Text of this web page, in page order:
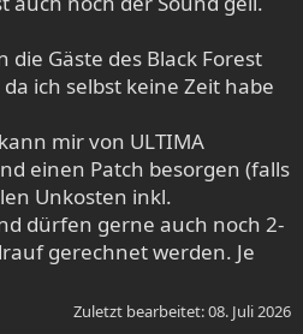
album/ii
die Gäste des Black Forest
ich selbst keine Zeit habe
mir von ULTIMA
einen Patch besorgen (falls
Unkosten inkl.
dürfen gerne auch noch 2-
gerechnet werden. Je
Zuletzt bearbeitet:08. Juli 2026